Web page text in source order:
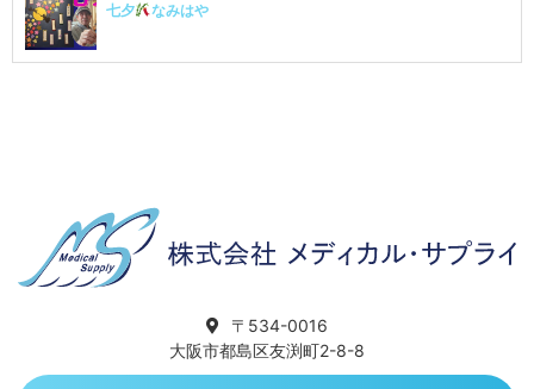
七夕 なみはや
〒534-0016
大阪市都島区友渕町2-8-8